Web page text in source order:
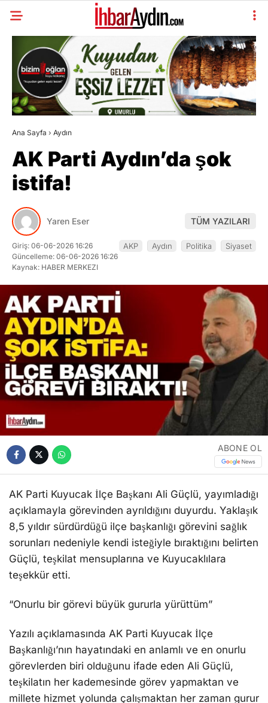
Ana Sayfa › Aydın
AK Parti Aydın’da şok
istifa!
Yaren Eser TÜM YAZILARI
Giriş: 06-06-2026 16:26
Güncelleme: 06-06-2026 16:26
Kaynak: HABER MERKEZI
AKP Aydın Politika Siyaset
ABONE OL
AK Parti Kuyucak İlçe Başkanı Ali Güçlü, yayımladığı
açıklamayla görevinden ayrıldığını duyurdu. Yaklaşık
8,5 yıldır sürdürdüğü ilçe başkanlığı görevini sağlık
sorunları nedeniyle kendi isteğiyle bıraktığını belirten
Güçlü, teşkilat mensuplarına ve Kuyucaklılara
teşekkür etti.
“Onurlu bir görevi büyük gururla yürüttüm”
Yazılı açıklamasında AK Parti Kuyucak İlçe
Başkanlığı’nın hayatındaki en anlamlı ve en onurlu
görevlerden biri olduğunu ifade eden Ali Güçlü,
teşkilatın her kademesinde görev yapmaktan ve
millete hizmet yolunda çalışmaktan her zaman gurur